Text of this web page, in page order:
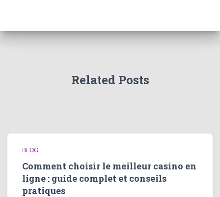
Related Posts
BLOG
Comment choisir le meilleur casino en
ligne : guide complet et conseils
pratiques